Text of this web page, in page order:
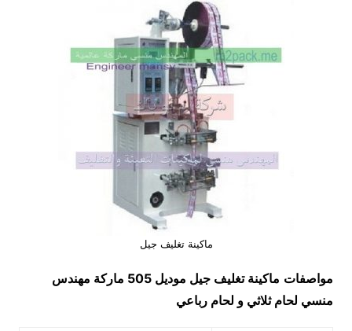
ماكينة تغليف جيل
مواصفات ماكينة تغليف جيل
موديل 505 ماركة مهندس
منسي لحام ثلاثي و لحام رباعي